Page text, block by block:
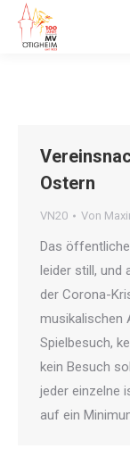
Ostern
VN20 Von
Das
leider still, und
der Corona-
musikalischen
Spielbesuch,
kein Besuch
jeder einzelne
auf ein